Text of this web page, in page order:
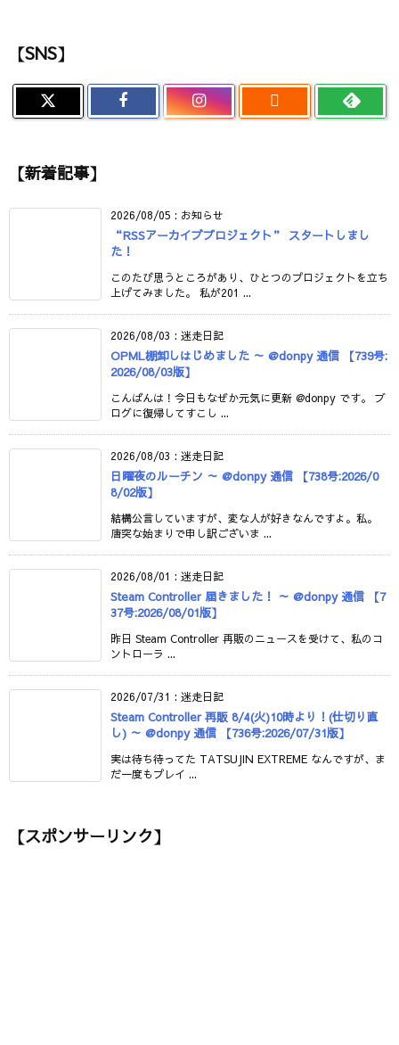
【SNS】

【新着記事】
2026/08/05 : お知らせ
“RSSアーカイブプロジェクト” スタートしまし
た！
このたび思うところがあり、ひとつのプロジェクトを立ち
上げてみました。 私が201 ...
2026/08/03 : 迷走日記
OPML棚卸しはじめました ～ @donpy 通信 【739号:
2026/08/03版】
こんばんは！今日もなぜか元気に更新 @donpy です。 ブ
ログに復帰してすこし ...
2026/08/03 : 迷走日記
日曜夜のルーチン ～ @donpy 通信 【738号:2026/0
8/02版】
結構公言していますが、変な人が好きなんですよ。私。
唐突な始まりで申し訳ございま ...
2026/08/01 : 迷走日記
Steam Controller 届きました！ ～ @donpy 通信 【7
37号:2026/08/01版】
昨日 Steam Controller 再販のニュースを受けて、私のコ
ントローラ ...
2026/07/31 : 迷走日記
Steam Controller 再販 8/4(火)10時より！(仕切り直
し) ～ @donpy 通信 【736号:2026/07/31版】
実は待ち待ってた TATSUJIN EXTREME なんですが、ま
だ一度もプレイ ...
【スポンサーリンク】